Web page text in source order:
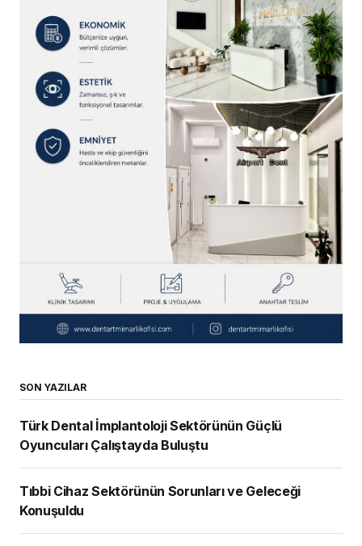
SON YAZILAR
Türk Dental İmplantoloji Sektörünün Güçlü
Oyuncuları Çalıştayda Buluştu
Tıbbi Cihaz Sektörünün Sorunları ve Geleceği
Konuşuldu